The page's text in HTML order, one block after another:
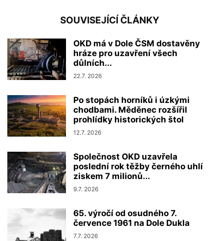
SOUVISEJÍCÍ ČLÁNKY
OKD má v Dole ČSM dostavěny
hráze pro uzavření všech
důlních...
22.7. 2026
Po stopách horníků i úzkými
chodbami. Měděnec rozšířil
prohlídky historických štol
12.7. 2026
Společnost OKD uzavřela
poslední rok těžby černého uhlí
ziskem 7 milionů...
9.7. 2026
65. výročí od osudného 7.
července 1961 na Dole Dukla
7.7. 2026